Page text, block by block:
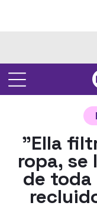
"Ella
ropa, se
de toda